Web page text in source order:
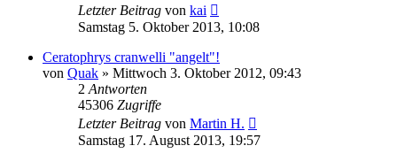
Letzter Beitrag von kai
Samstag 5. Oktober 2013, 10:08
Ceratophrys cranwelli "angelt"!
von Quak » Mittwoch 3. Oktober 2012, 09:43
2 Antworten
45306 Zugriffe
Letzter Beitrag von Martin H.
Samstag 17. August 2013, 19:57